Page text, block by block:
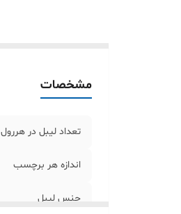
مشخصات
تعداد لیبل در هررول
اندازه هر برچسب
جنس لیبل